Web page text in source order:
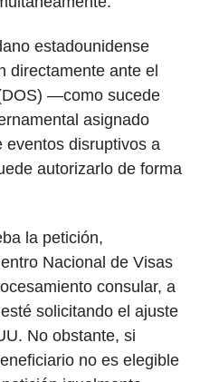
estadounidense
directamente ante el
—como sucede
asignado
eventos disruptivos a
autorizarlo de forma
la petición,
Nacional de Visas
consular, a
solicitando el ajuste
No obstante, si
no es elegible